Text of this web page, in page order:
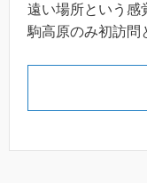
遠い場所という感
駒高原のみ初訪問